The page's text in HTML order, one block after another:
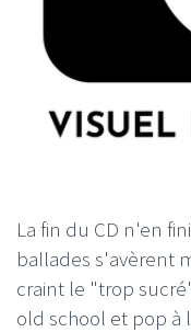
La fin du CD n'en
ballades s'avèrent
craint le "trop
old school et pop à